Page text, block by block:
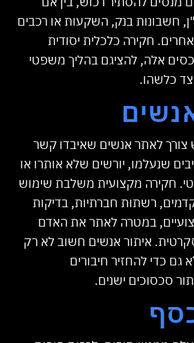
חשבונות בנק, השקעות או רכבים
חקירה כלכלית יסודית
אלה, להציגם בהליך משפטי
צד כלשהו.
צורך לאתר אנשים שאיבדו קשר
שנעלמו, יורשים שלא אותרו או
חקירה מקצועית משלבת שימוש
רשתות חברתיות, בדיקות
במטרה לאתר את האדם
איתור אנשים חשוב לא רק
גם כדי להחזיר חיבורים
סכסוכים ישנים.